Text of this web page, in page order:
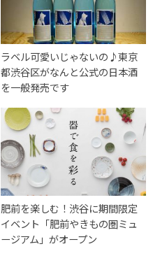
ラベル可愛いじゃないの♪東京
都渋谷区がなんと公式の日本酒
を一般発売です
肥前を楽しむ！渋谷に期間限定
イベント「肥前やきもの圏ミュ
ージアム」がオープン